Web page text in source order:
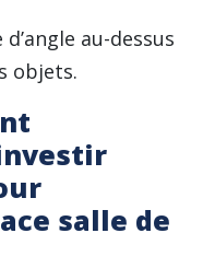
au-dessus
objets.
salle de